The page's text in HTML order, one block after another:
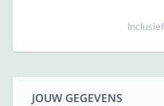
Inclusief
JOUW GEGEVENS